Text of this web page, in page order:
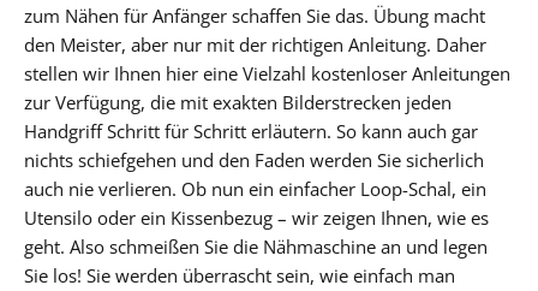
zum Nähen für Anfänger schaffen Sie das. Übung macht
den Meister, aber nur mit der richtigen Anleitung. Daher
stellen wir Ihnen hier eine Vielzahl kostenloser Anleitungen
zur Verfügung, die mit exakten Bilderstrecken jeden
Handgriff Schritt für Schritt erläutern. So kann auch gar
nichts schiefgehen und den Faden werden Sie sicherlich
auch nie verlieren. Ob nun ein einfacher Loop-Schal, ein
Utensilo oder ein Kissenbezug – wir zeigen Ihnen, wie es
geht. Also schmeißen Sie die Nähmaschine an und legen
Sie los! Sie werden überrascht sein, wie einfach man